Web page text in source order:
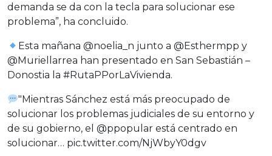
demanda se da con la tecla para solucionar ese
problema”, ha concluido.
Esta mañana@noelia_n junto a@Esthermpp y
@Muriellarrea han presentado en San Sebastián –
Donostia la #RutaPPorLaVivienda.
"Mientras Sánchez está más preocupado de
solucionar los problemas judiciales de su entorno y
de su gobierno, el @ppopular está centrado en
solucionar… pic.twitter.com/NjWbyY0dgv